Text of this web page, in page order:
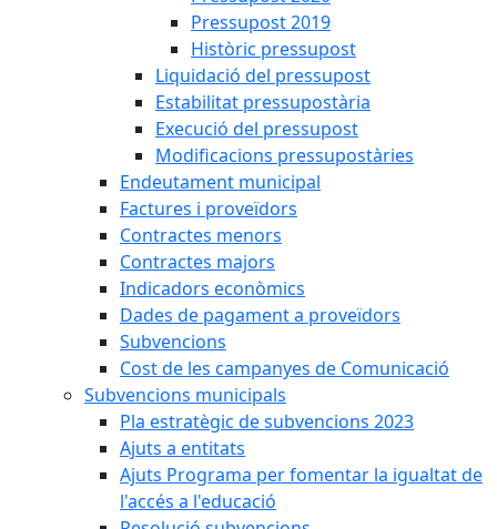
Pressupost 2019
Històric pressupost
Liquidació del pressupost
Estabilitat pressupostària
Execució del pressupost
Modificacions pressupostàries
Endeutament municipal
Factures i proveïdors
Contractes menors
Contractes majors
Indicadors econòmics
Dades de pagament a proveïdors
Subvencions
Cost de les campanyes de Comunicació
Subvencions municipals
Pla estratègic de subvencions 2023
Ajuts a entitats
Ajuts Programa per fomentar la igualtat de
l'accés a l'educació